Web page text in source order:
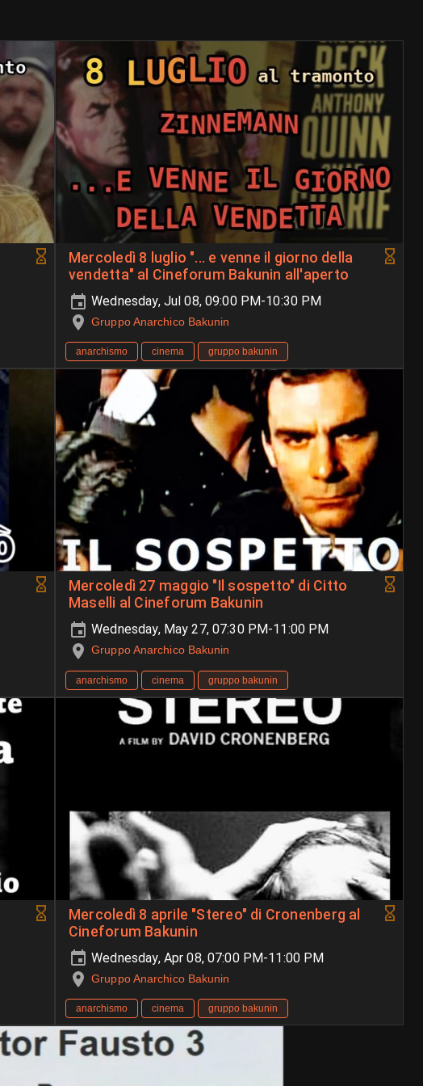
Mercoledì 8 luglio "... e venne il giorno della
vendetta" al Cineforum Bakunin all'aperto
Wednesday, Jul 08, 09:00 PM-10:30 PM
Gruppo Anarchico Bakunin
anarchismo cinema gruppo bakunin
Mercoledì 27 maggio "Il sospetto" di Citto
Maselli al Cineforum Bakunin
Wednesday, May 27, 07:30 PM-11:00 PM
Gruppo Anarchico Bakunin
anarchismo cinema gruppo bakunin
Mercoledì 8 aprile "Stereo" di Cronenberg al
Cineforum Bakunin
Wednesday, Apr 08, 07:00 PM-11:00 PM
Gruppo Anarchico Bakunin
anarchismo cinema gruppo bakunin